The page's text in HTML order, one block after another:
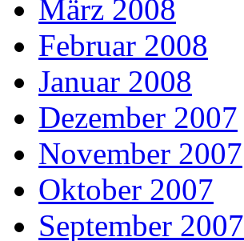
März 2008
Februar 2008
Januar 2008
Dezember 2007
November 2007
Oktober 2007
September 2007